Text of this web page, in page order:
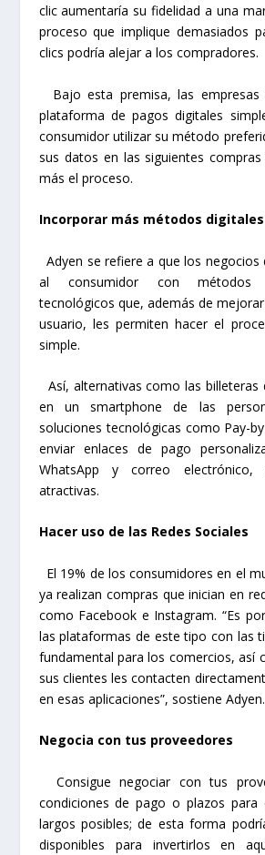
clic aumentaría su fidelidad a una
proceso que implique demasiados
clics podría alejar a los compradores.
Bajo esta premisa, las empresas
plataforma de pagos digitales
consumidor utilizar su método
sus datos en las siguientes
más el proceso.
Incorporar más métodos digitales
Adyen se refiere a que los negocios
al consumidor con métodos
tecnológicos que, además de
usuario, les permiten hacer el
simple.
Así, alternativas como las billeteras
en un smartphone de las
soluciones tecnológicas como Pay-
enviar enlaces de pago
WhatsApp y correo electrónico,
atractivas.
Hacer uso de las Redes Sociales
El 19% de los consumidores en el
ya realizan compras que inician en
como Facebook e Instagram. “Es
las plataformas de este tipo con las
fundamental para los comercios, así
sus clientes les contacten
en esas aplicaciones”, sostiene Adyen.
Negocia con tus proveedores
Consigue negociar con tus
condiciones de pago o plazos para
largos posibles; de esta forma
disponibles para invertirlos en